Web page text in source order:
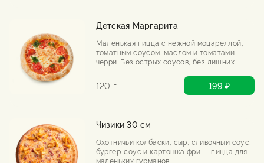
Детская Маргарита
Маленькая пицца с нежной моцареллой,
томатным соусом, маслом и томатами
черри. Без острых соусов, без лишних
120 г 199 ₽
Чизики 30 см
Охотничьи колбаски, сыр, сливочный соус,
бургер-соус и картошка фри — пицца для
маленьких гурманов.